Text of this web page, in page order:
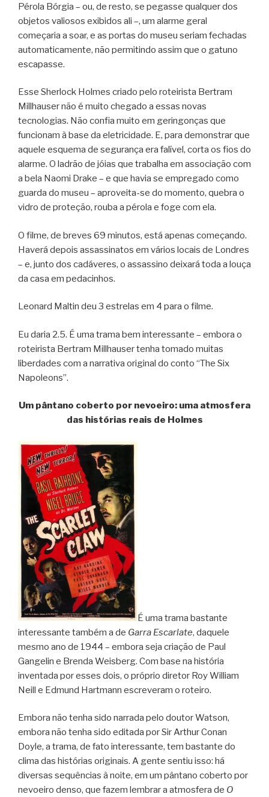
Pérola Bórgia – ou, de resto, se pegasse qualquer dos
objetos valiosos exibidos ali –, um alarme geral
começaria a soar, e as portas do museu seriam fechadas
automaticamente, não permitindo assim que o gatuno
escapasse.
Esse Sherlock Holmes criado pelo roteirista Bertram
Millhauser não é muito chegado a essas novas
tecnologias. Não confia muito em geringonças que
funcionam à base da eletricidade. E, para demonstrar que
aquele esquema de segurança era falível, corta os fios do
alarme. O ladrão de jóias que trabalha em associação com
a bela Naomi Drake – e que havia se empregado como
guarda do museu – aproveita-se do momento, quebra o
vidro de proteção, rouba a pérola e foge com ela.
O filme, de breves 69 minutos, está apenas começando.
Haverá depois assassinatos em vários locais de Londres
– e, junto dos cadáveres, o assassino deixará toda a louça
da casa em pedacinhos.
Leonard Maltin deu 3 estrelas em 4 para o filme.
Eu daria 2.5. É uma trama bem interessante – embora o
roteirista Bertram Millhauser tenha tomado muitas
liberdades com a narrativa original do conto “The Six
Napoleons”.
Um pântano coberto por nevoeiro: uma atmosfera
das histórias reais de Holmes
É uma trama bastante
interessante também a de Garra Escarlate, daquele
mesmo ano de 1944 – embora seja criação de Paul
Gangelin e Brenda Weisberg. Com base na história
inventada por esses dois, o próprio diretor Roy William
Neill e Edmund Hartmann escreveram o roteiro.
Embora não tenha sido narrada pelo doutor Watson,
embora não tenha sido editada por Sir Arthur Conan
Doyle, a trama, de fato interessante, tem bastante do
clima das histórias originais. A gente sentiu isso: há
diversas sequências à noite, em um pântano coberto por
nevoeiro denso, que fazem lembrar a atmosfera de O